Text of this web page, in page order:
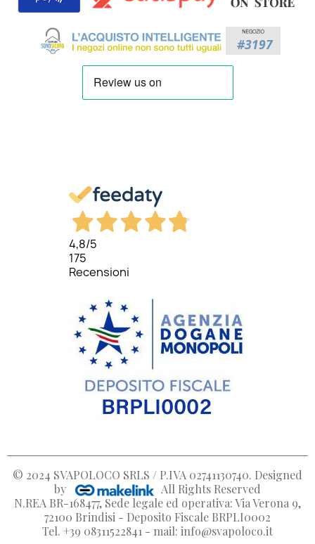
4,8/5
175
Recensioni
© 2024 SVAPOLOCO SRLS / P.IVA 02741130740. Designed
by
All Rights Reserved
N.REA BR-168477, Sede legale ed operativa: Via Verona 9,
72100 Brindisi - Deposito Fiscale BRPLI0002
Tel. +39 08311522841 - mail: info@svapoloco.it